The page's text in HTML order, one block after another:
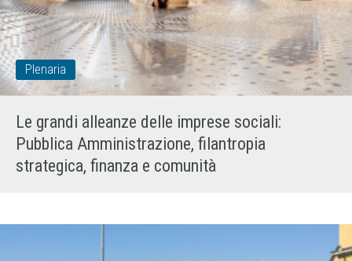
Plenaria
Le grandi alleanze delle imprese sociali:
Pubblica Amministrazione, filantropia
strategica, finanza e comunità